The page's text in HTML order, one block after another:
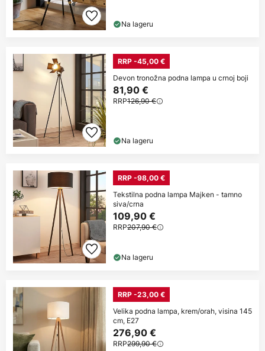
Na lageru
RRP -45,00 €
Devon tronožna podna lampa u crnoj boji
81,90 €
RRP126,90 €
Na lageru
RRP -98,00 €
Tekstilna podna lampa Majken - tamno
siva/crna
109,90 €
RRP207,90 €
Na lageru
RRP -23,00 €
Velika podna lampa, krem/orah, visina 145
cm, E27
276,90 €
RRP299,90 €